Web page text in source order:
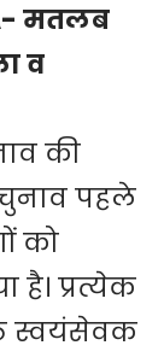
मतलब
व
की
पहले
को
है। प्रत्येक
स्वयंसेवक